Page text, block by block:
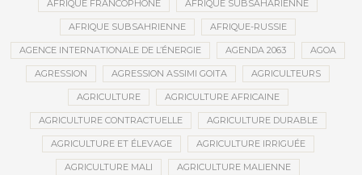
AFRIQUE FRANCOPHONE AFRIQUE SUBSAHARIENNE
AFRIQUE SUBSAHRIENNE AFRIQUE-RUSSIE
AGENCE INTERNATIONALE DE L’ÉNERGIE AGENDA 2063 AGOA
AGRESSION AGRESSION ASSIMI GOITA AGRICULTEURS
AGRICULTURE AGRICULTURE AFRICAINE
AGRICULTURE CONTRACTUELLE AGRICULTURE DURABLE
AGRICULTURE ET ÉLEVAGE AGRICULTURE IRRIGUÉE
AGRICULTURE MALI AGRICULTURE MALIENNE